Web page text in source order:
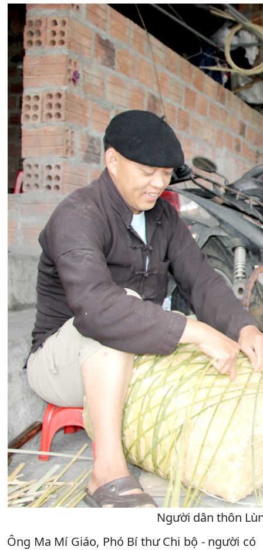
Người dân thôn
Ông Ma Mí Giáo, Phó Bí thư Chi bộ - người có